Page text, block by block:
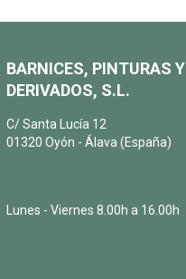
BARNICES, PINTURAS Y
DERIVADOS, S.L.
C/ Santa Lucía 12
01320 Oyón - Álava (España)
Lunes - Viernes 8.00h a 16.00h